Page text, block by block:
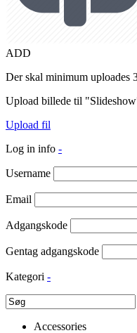
ADD
Der skal minimum uploades
Upload billede til
Upload fil
Log in info -
Username
Email
Adgangskode
Gentag adgangskode
Kategori -
Accessories